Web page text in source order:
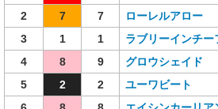
2
7 7 ローレルアロー
3
1 1 ラブリーインチー
4
8 9 グロウシェイド
5
2 2 ユーワビート